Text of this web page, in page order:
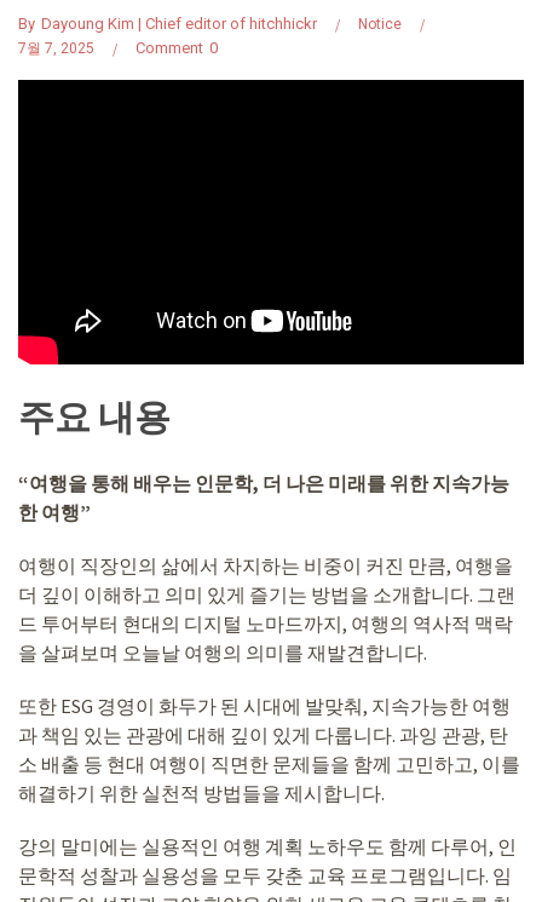
By Dayoung Kim | Chief editor of hitchhickr
Notice
7월 7, 2025
0
Comment
주요 내용
“여행을 통해 배우는 인문학, 더 나은 미래를 위한 지속가능
한 여행”
여행이 직장인의 삶에서 차지하는 비중이 커진 만큼, 여행을
더 깊이 이해하고 의미 있게 즐기는 방법을 소개합니다. 그랜
드 투어부터 현대의 디지털 노마드까지, 여행의 역사적 맥락
을 살펴보며 오늘날 여행의 의미를 재발견합니다.
또한 ESG 경영이 화두가 된 시대에 발맞춰, 지속가능한 여행
과 책임 있는 관광에 대해 깊이 있게 다룹니다. 과잉 관광, 탄
소 배출 등 현대 여행이 직면한 문제들을 함께 고민하고, 이를
해결하기 위한 실천적 방법들을 제시합니다.
강의 말미에는 실용적인 여행 계획 노하우도 함께 다루어, 인
문학적 성찰과 실용성을 모두 갖춘 교육 프로그램입니다. 임